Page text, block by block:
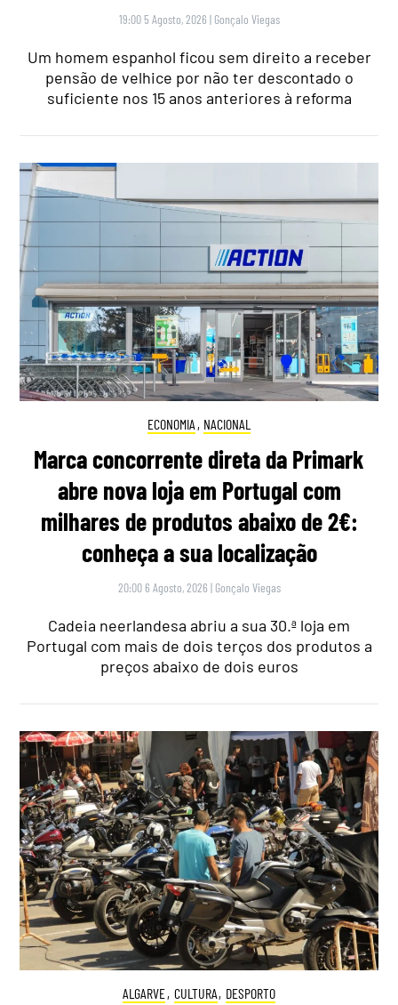
19:00 5 Agosto, 2026 | Gonçalo Viegas
Um homem espanhol ficou sem direito a receber
pensão de velhice por não ter descontado o
suficiente nos 15 anos anteriores à reforma
ECONOMIA , NACIONAL
Marca concorrente direta da Primark
abre nova loja em Portugal com
milhares de produtos abaixo de 2€:
conheça a sua localização
20:00 6 Agosto, 2026 | Gonçalo Viegas
Cadeia neerlandesa abriu a sua 30.ª loja em
Portugal com mais de dois terços dos produtos a
preços abaixo de dois euros
ALGARVE, CULTURA, DESPORTO